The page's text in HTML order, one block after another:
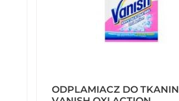
ODPLAMIACZ DO TKANIN